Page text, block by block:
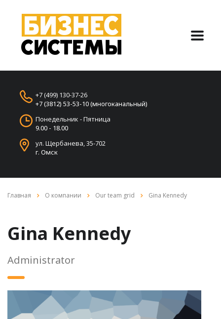
+7 (499) 130-37-26
+7 (3812) 53-53-10 (многоканальный)
Понедельник - Пятница
9.00 - 18.00
ул. Щербанева, 35-702
г. Омск
Главная О компании Our team grid Gina Kennedy
Gina Kennedy
Administrator